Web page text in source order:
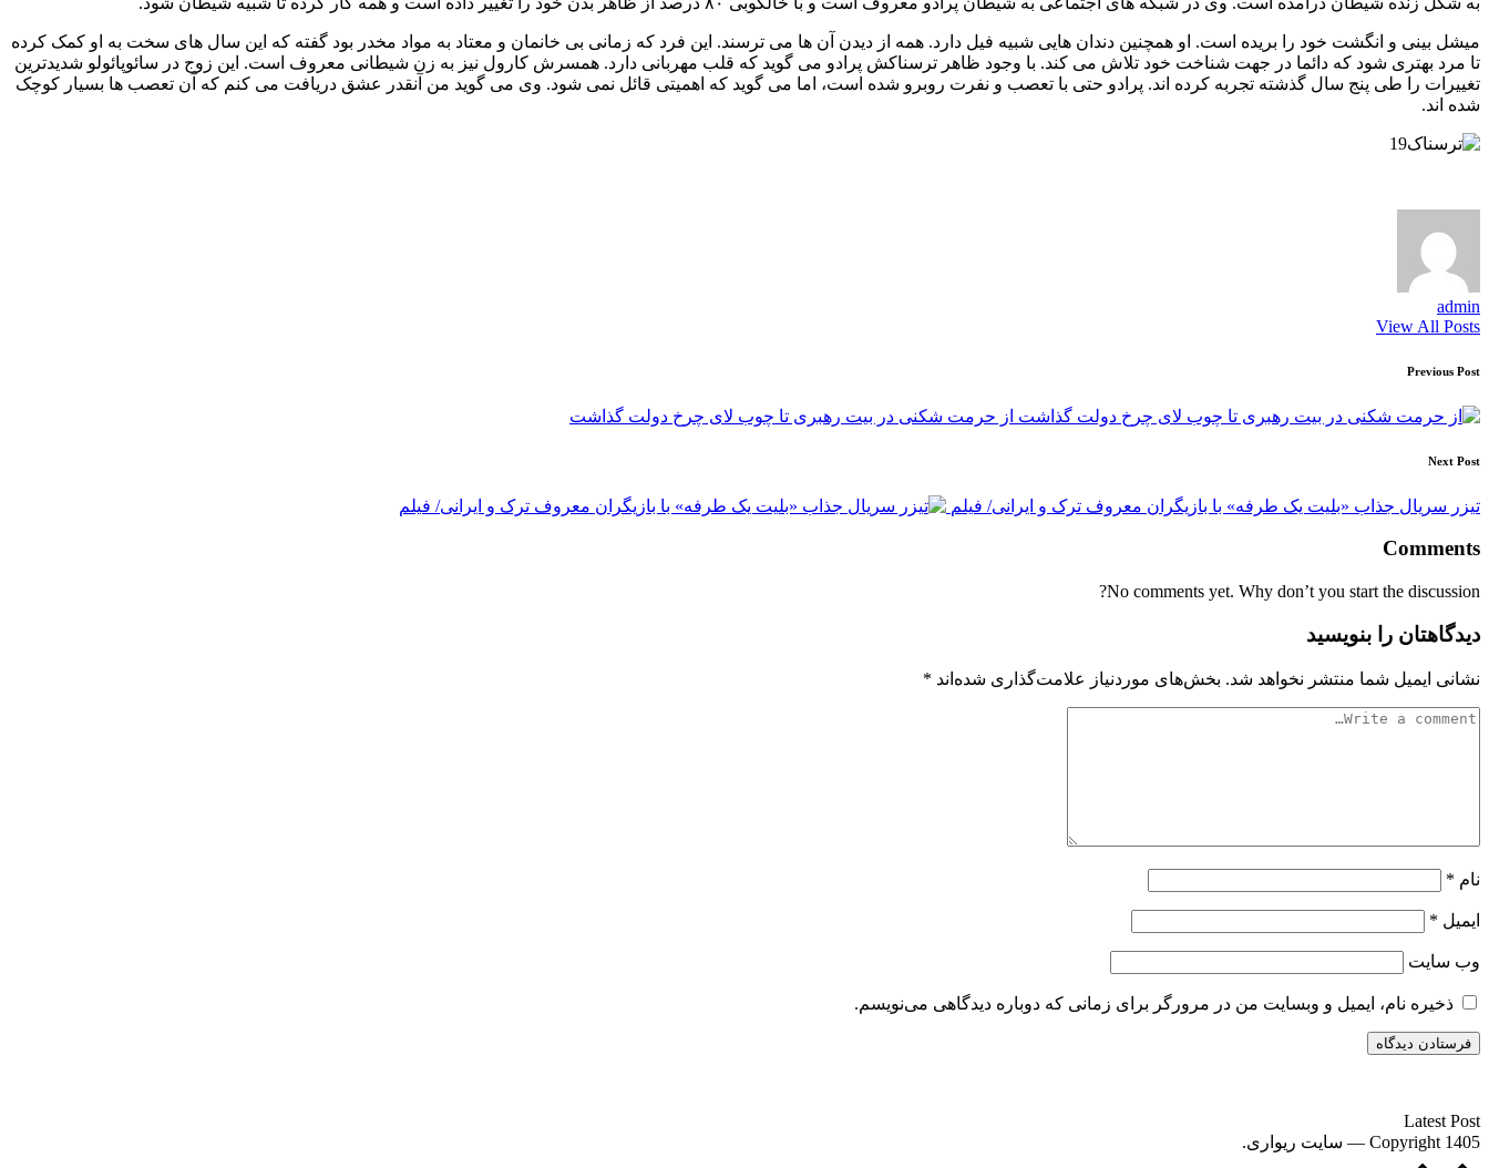
میشل بینی و انگشت خود را بریده است. او همچنین دندان هایی شبیه فیل دارد. همه از دیدن آن ها می ترسند. این فرد که زمانی بی خانمان و معتاد به مواد مخدر بود گفته که این سال های سخت به او کمک کرده
تا مرد بهتری شود که دائما در جهت شناخت خود تلاش می کند. با وجود ظاهر ترسناکش پرادو می گوید که قلب مهربانی دارد. همسرش کارول نیز به زن شیطانی معروف است. این زوج در سائوپائولو شدیدترین
تغییرات را طی پنج سال گذشته تجربه کرده اند. پرادو حتی با تعصب و نفرت روبرو شده است، اما می گوید که اهمیتی قائل نمی شود. وی می گوید من آنقدر عشق دریافت می کنم که آن تعصب ها بسیار کوچک
شده اند.
admin
View All Posts
Post
navigation
Previous Post
از حرمت شکنی در بیت رهبری تا چوب لای چرخ دولت گذاشت
Next Post
تیزر سریال جذاب «بلیت یک طرفه» با بازیگران معروف ترک و ایرانی/ فیلم
Comments
No comments yet. Why don’t you start the discussion?
دیدگاهتان را بنویسید
نشانی ایمیل شما منتشر نخواهد شد. بخش‌های موردنیاز علامت‌گذاری شده‌اند *
نام *
ایمیل *
وب‌ سایت
ذخیره نام، ایمیل و وبسایت من در مرورگر برای زمانی که دوباره دیدگاهی می‌نویسم.
Latest Post
Copyright 1405 — سایت ریواری.